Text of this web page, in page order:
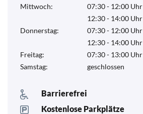
Mittwoch:
07:30 - 12:00 Uhr
12:30 - 14:00 Uhr
Donnerstag:
07:30 - 12:00 Uhr
12:30 - 14:00 Uhr
Freitag:
07:30 - 13:00 Uhr
Samstag:
geschlossen
Barrierefrei
Kostenlose Parkplätze